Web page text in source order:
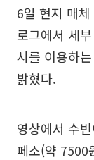
6일 현지 매
로그에서 세
시를 이용하
밝혔다.
영상에서 수
페소(약 7500